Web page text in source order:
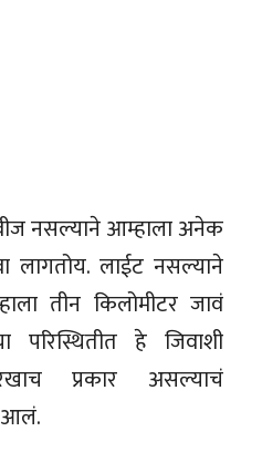
नसल्याने आम्हाला अनेक
लागतोय. लाईट नसल्याने
तीन किलोमीटर जावं
परिस्थितीत हे जिवाशी
प्रकार असल्याचं
आलं.